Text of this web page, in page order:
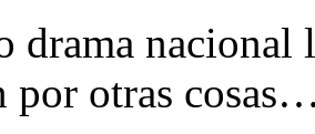
drama nacional
por otras